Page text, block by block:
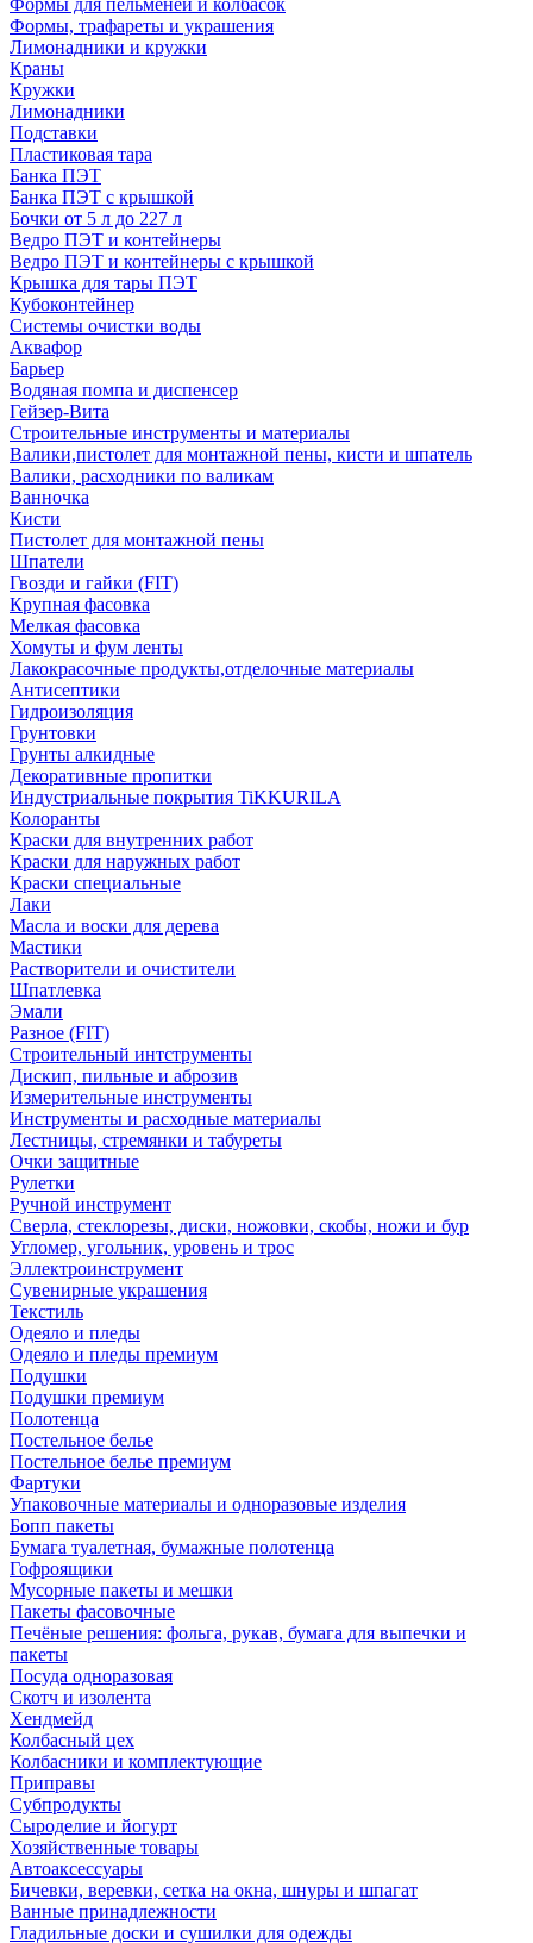
Формы для пельменей и колбасок
Формы, трафареты и украшения
Лимонадники и кружки
Краны
Кружки
Лимонадники
Подставки
Пластиковая тара
Банка ПЭТ
Банка ПЭТ с крышкой
Бочки от 5 л до 227 л
Ведро ПЭТ и контейнеры
Ведро ПЭТ и контейнеры с крышкой
Крышка для тары ПЭТ
Кубоконтейнер
Системы очистки воды
Аквафор
Барьер
Водяная помпа и диспенсер
Гейзер-Вита
Строительные инструменты и материалы
Валики,пистолет для монтажной пены, кисти и шпатель
Валики, расходники по валикам
Ванночка
Кисти
Пистолет для монтажной пены
Шпатели
Гвозди и гайки (FIT)
Крупная фасовка
Мелкая фасовка
Хомуты и фум ленты
Лакокрасочные продукты,отделочные материалы
Антисептики
Гидроизоляция
Грунтовки
Грунты алкидные
Декоративные пропитки
Индустриальные покрытия TiKKURILA
Колоранты
Краски для внутренних работ
Краски для наружных работ
Краски специальные
Лаки
Масла и воски для дерева
Мастики
Растворители и очистители
Шпатлевка
Эмали
Разное (FIT)
Строительный интструменты
Дискип, пильные и аброзив
Измерительные инструменты
Инструменты и расходные материалы
Лестницы, стремянки и табуреты
Очки защитные
Рулетки
Ручной инструмент
Сверла, стеклорезы, диски, ножовки, скобы, ножи и бур
Угломер, угольник, уровень и трос
Эллектроинструмент
Сувенирные украшения
Текстиль
Одеяло и пледы
Одеяло и пледы премиум
Подушки
Подушки премиум
Полотенца
Постельное белье
Постельное белье премиум
Фартуки
Упаковочные материалы и одноразовые изделия
Бопп пакеты
Бумага туалетная, бумажные полотенца
Гофроящики
Мусорные пакеты и мешки
Пакеты фасовочные
Печёные решения: фольга, рукав, бумага для выпечки и
пакеты
Посуда одноразовая
Скотч и изолента
Хендмейд
Колбасный цех
Колбасники и комплектующие
Приправы
Субпродукты
Сыроделие и йогурт
Хозяйственные товары
Автоаксессуары
Бичевки, веревки, сетка на окна, шнуры и шпагат
Ванные принадлежности
Гладильные доски и сушилки для одежды